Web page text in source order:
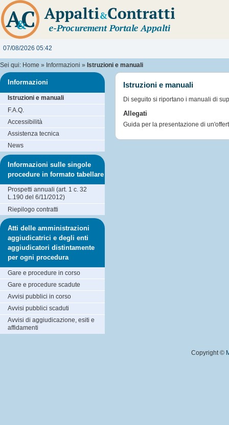
07/08/2026 05:42
Sei qui: Home » Informazioni » Istruzioni e manuali
Istruzioni e manuali
Di seguito si riportano i manuali di
Allegati
Guida per la presentazione di
Informazioni
Istruzioni e manuali
F.A.Q.
Accessibilità
Assistenza tecnica
News
Informazioni sulle singole
procedure in formato tabellare
Prospetti annuali (art. 1 c. 32
L.190 del 6/11/2012)
Riepilogo contratti
Atti delle amministrazioni
aggiudicatrici e degli enti
aggiudicatori distintamente
per ogni procedura
Gare e procedure in corso
Gare e procedure scadute
Avvisi pubblici in corso
Avvisi pubblici scaduti
Avvisi di aggiudicazione, esiti e
affidamenti
Copyright ©